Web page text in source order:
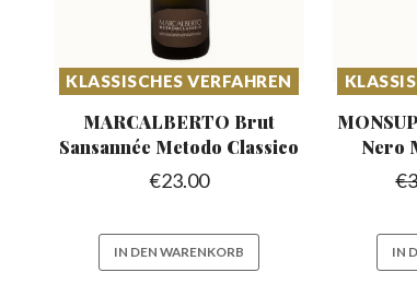
KLASSISCHES VERFAHREN
MARCALBERTO Brut
Sansannée Metodo Classico
€23.00
IN DEN WARENKORB
Nero
€
IN